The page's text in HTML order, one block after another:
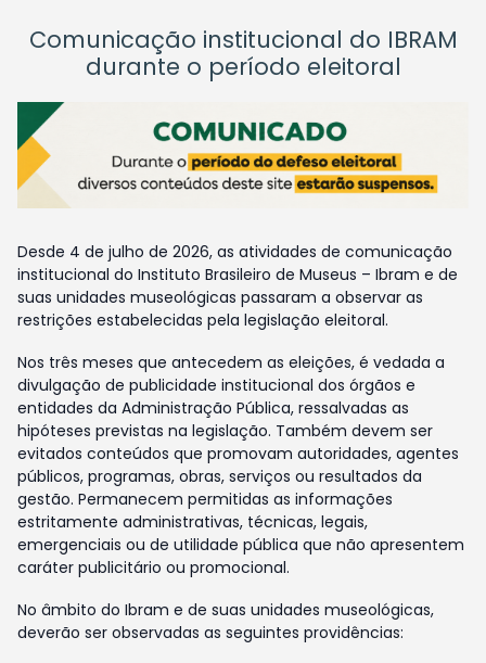
Comunicação institucional do IBRAM
durante o período eleitoral
Desde 4 de julho de 2026, as atividades de comunicação
institucional do Instituto Brasileiro de Museus – Ibram e de
suas unidades museológicas passaram a observar as
restrições estabelecidas pela legislação eleitoral.
Nos três meses que antecedem as eleições, é vedada a
divulgação de publicidade institucional dos órgãos e
entidades da Administração Pública, ressalvadas as
hipóteses previstas na legislação. Também devem ser
evitados conteúdos que promovam autoridades, agentes
públicos, programas, obras, serviços ou resultados da
gestão. Permanecem permitidas as informações
estritamente administrativas, técnicas, legais,
emergenciais ou de utilidade pública que não apresentem
caráter publicitário ou promocional.
No âmbito do Ibram e de suas unidades museológicas,
deverão ser observadas as seguintes providências: